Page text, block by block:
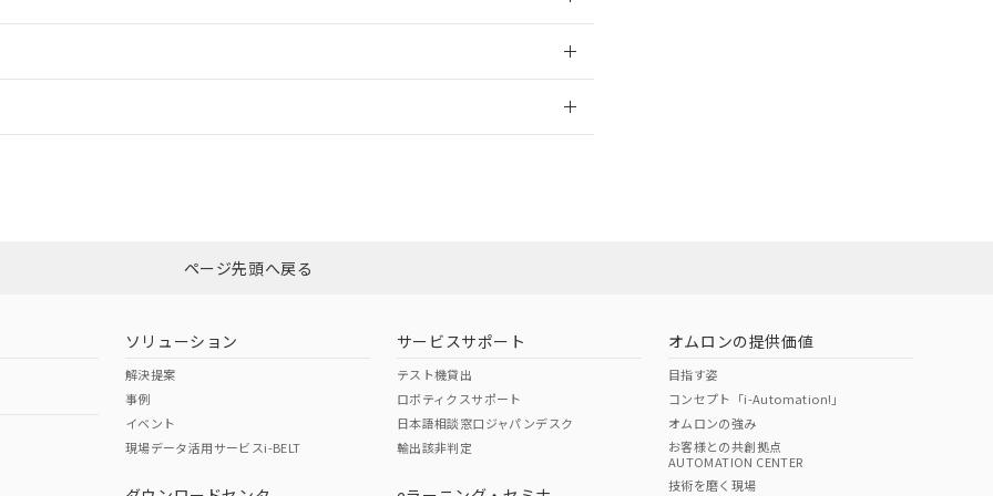
上、n: 140mm以上
ダウンロードはこちら
（日本
（アメリカ
ページ先頭へ戻る
ソリューション
解決提案
事例
イベント
現場データ活用サービスi-BELT
サービスサポート
テスト機貸出
ロボティクスサポート
日本語相談窓口ジャパンデスク
輸出該非判定
オムロンの提供価値
目指す姿
コンセプト「i-Automation!」
オムロンの強み
お客様との共創拠点
AUTOMATION CENTER
技術を磨く現場